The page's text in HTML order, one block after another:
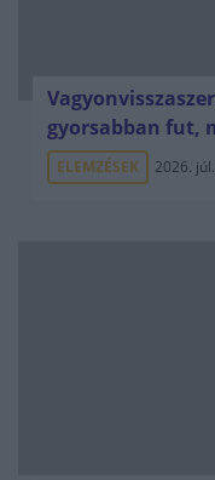
gyorsabban fut,
ELEMZÉSEK 2026.